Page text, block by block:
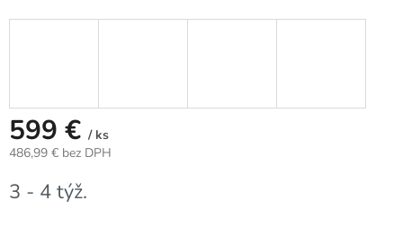
599 € / ks
486,99 € bez DPH
cena:
3 - 4 týž.